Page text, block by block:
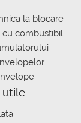
la blocare
combustibil
utile